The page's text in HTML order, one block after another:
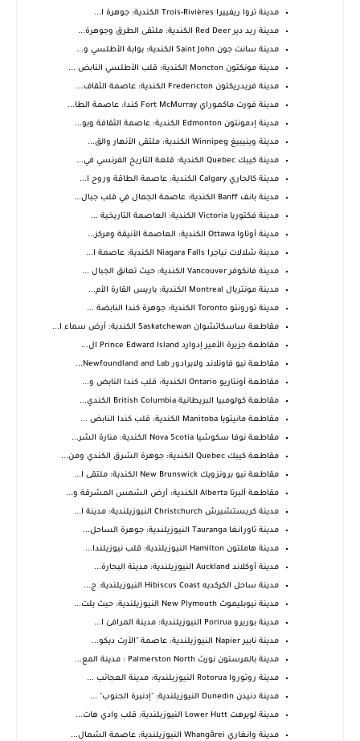
مدينة تروا ريفييرا Trois-Rivières الكندية: جوهرة ا...
مدينة ريد دير Red Deer الكندية: ملتقى الطرق وجوهرة...
مدينة سانت جون Saint John الكندية: بوابة الأطلسي و...
مدينة مونكتون Moncton الكندية: قلب الأطلسي النابض ...
مدينة فريدريكتون Fredericton الكندية: عاصمة الثقاف...
مدينة فورت ماكموراي Fort McMurray كندا: عاصمة الطا...
مدينة إدمونتون Edmonton الكندية: عاصمة الثقافة وبو...
مدينة وينيبيغ Winnipeg الكندية: ملتقى الأنهار والق...
مدينة كيبك Quebec الكندية: قلعة التاريخ الفرنسي في...
مدينة كالجاري Calgary الكندية: عاصمة الطاقة وروح ا...
مدينة بانف Banff الكندية: عاصمة الجمال في قلب جبال...
مدينة فكتوريا Victoria الكندية: العاصمة التاريخية ...
مدينة أوتاوا Ottawa الكندية: العاصمة الأنيقة ومركز...
مدينة شلالات نياجرا Niagara Falls الكندية: عاصمة ا...
مدينة فانكوفر Vancouver الكندية: حيث تعانق الجبال ...
مدينة مونتريال Montreal الكندية: باريس القارة الأم...
مدينة تورونتو Toronto الكندية: جوهرة كندا النابضة ...
مقاطعة ساسكاتشوان Saskatchewan الكندية: أرض سماء ا...
مقاطعة جزيرة الأمير إدوارد Prince Edward Island ال...
مقاطعة نيو فاونلاند ولابرادور Newfoundland and Lab...
مقاطعة أونتاريو Ontario الكندية: قلب كندا النابض و...
مقاطعة كولومبيا البريطانية British Columbia الكندي...
مقاطعة مانيتوبا Manitoba الكندية: قلب كندا النابض ...
مقاطعة نوفا سكوشيا Nova Scotia الكندية: منارة الشر...
مقاطعة كيبك Quebec الكندية: جوهرة الشرق الكندي ومن...
مقاطعة نيو برونزويك New Brunswick الكندية: ملتقى ا...
مقاطعة ألبرتا Alberta الكندية: أرض الشمس المشرقة و...
مدينة كريستشيرش Christchurch النيوزيلندية: مدينة ا...
مدينة تاورانغا Tauranga النيوزيلندية: جوهرة الساحل...
مدينة هاملتون Hamilton النيوزيلندية: قلب نيوزيلندا...
مدينة أوكلاند Auckland النيوزيلندية: مدينة البحارة...
مدينة ساحل الكركديه Hibiscus Coast النيوزيلندية: ج...
مدينة نيوبليموث New Plymouth النيوزيلندية: حيث يلت...
مدينة بوريرو Porirua النيوزيلندية: مدينة المرافئ ا...
مدينة نابير Napier النيوزيلندية: عاصمة "الأرت ديكو...
مدينة بالمرستون نورث Palmerston North : مدينة المع...
مدينة روتوروا Rotorua النيوزيلندية: مدينة العجائب ...
مدينة دنيدن Dunedin النيوزيلندية: "إدنبرة الجنوب" ...
مدينة لويرهت Lower Hutt النيوزيلندية: قلب وادي هات...
مدينة وانغاري Whangārei النيوزيلندية: عاصمة الشمال...